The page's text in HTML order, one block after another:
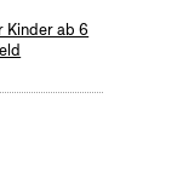
Kinder ab 6